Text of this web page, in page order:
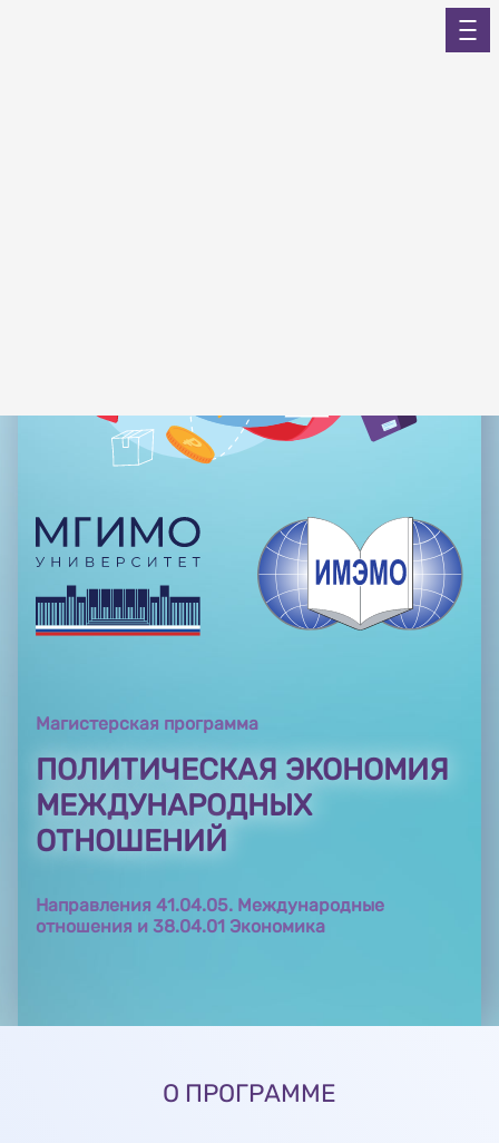
Магистерская программа
ПОЛИТИЧЕСКАЯ ЭКОНОМИЯ
МЕЖДУНАРОДНЫХ
ОТНОШЕНИЙ
Направления 41.04.05. Международные
отношения и 38.04.01 Экономика
О ПРОГРАММЕ